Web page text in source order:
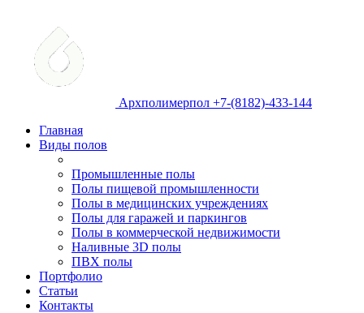
Архполимерпол +7-(8182)-433-144
Главная
Виды полов
Промышленные полы
Полы пищевой промышленности
Полы в медицинских учреждениях
Полы для гаражей и паркингов
Полы в коммерческой недвижимости
Наливные 3D полы
ПВХ полы
Портфолио
Статьи
Контакты